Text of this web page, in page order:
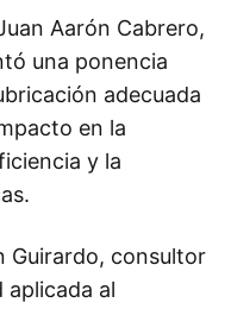
Aarón Cabrero,
una ponencia
adecuada
en la
y la
Guirardo, consultor
aplicada al